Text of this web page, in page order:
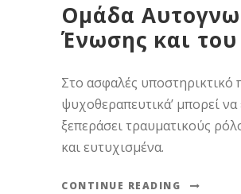
Ομάδα
Ένωσης και
Στο ασφαλές υποστηρικτικό
ψυχοθεραπευτικά’ μπορεί
ξεπεράσει τραυματικούς
και ευτυχισμένα.
CONTINUE READING